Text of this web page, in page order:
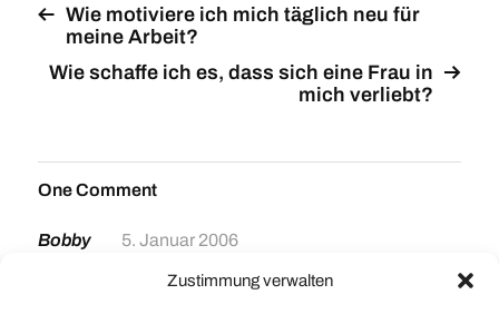
Zustimmung verwalten
diesem Jahr als
"Qualified Self". Nun ist es
Zeit vom 1. Mai bis heute
Wie motiviere ich mich täglich neu für
meine Arbeit?
Wie schaffe ich es, dass sich eine Frau in
mich verliebt?
One Comment
Bobby
5. Januar 2006
Schon guckt der Stierengrind wieder von deinem